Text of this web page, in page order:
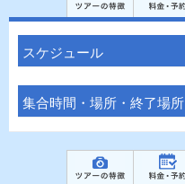
スケジュール
集合時間・場所・終了場所